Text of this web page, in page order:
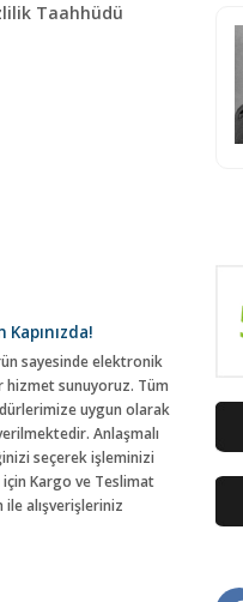
Taahhüdü
sayesinde elektronik
hizmet sunuyoruz. Tüm
uygun olarak
Anlaşmalı
seçerek işleminizi
Kargo ve Teslimat
alışverişleriniz